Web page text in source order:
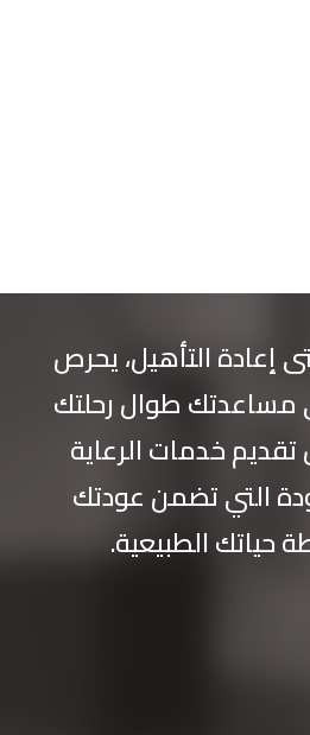
التأهيل، يحرص
مساعدتك طوال رحلتك
تقديم خدمات الرعاية
التي تضمن عودتك
حياتك الطبيعية.